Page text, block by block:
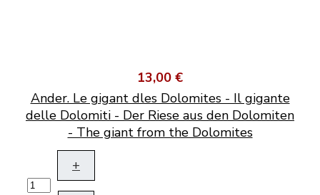
13,00 €
Ander. Le gigant dles Dolomites - Il gigante
delle Dolomiti - Der Riese aus den Dolomiten
- The giant from the Dolomites
+